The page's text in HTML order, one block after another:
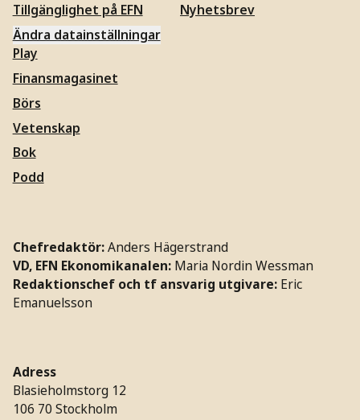
Tillgänglighet på EFN
Ändra datainställningar
Nyhetsbrev
Play
Finansmagasinet
Börs
Vetenskap
Bok
Podd
Chefredaktör:Anders Hägerstrand
VD, EFN Ekonomikanalen: Maria Nordin Wessman
Redaktionschef och tf ansvarig utgivare: Eric
Emanuelsson
Adress
Blasieholmstorg 12
106 70 Stockholm